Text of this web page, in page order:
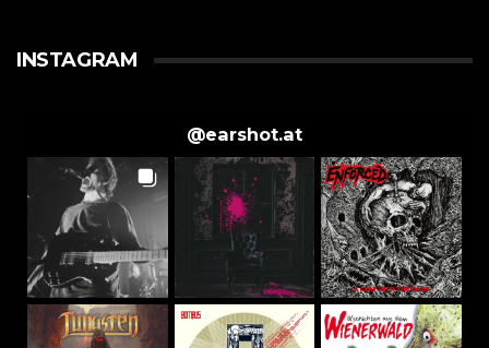
INSTAGRAM
@earshot.at